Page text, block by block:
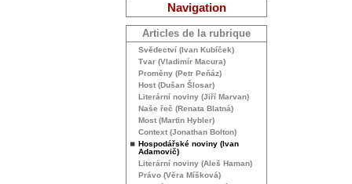
Navigation
Articles de la rubrique
Svědectví (Ivan Kubíček)
Tvar (Vladimír Macura)
Proměny (Petr Peňáz)
Host (Dušan Šlosar)
Literární noviny (Jiří Marvan)
Naše řeč (Renata Blatná)
Most (Martin Hybler)
Context (Jonathan Bolton)
Hospodářské noviny (Ivan
Adamovič)
Literární noviny (Aleš Haman)
Právo (Věra Míšková)